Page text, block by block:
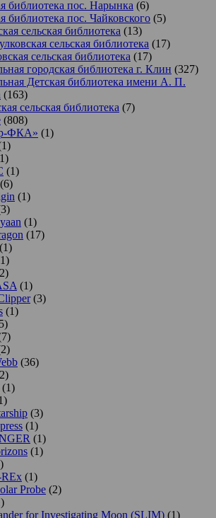
библиотека пос. Нарынка (6)
библиотека пос. Чайковского (5)
сельская библиотека (13)
сельская библиотека (17)
сельская библиотека (17)
городская библиотека г. Клин (327)
Детская библиотека имени А. П.
(163)
сельская библиотека (7)
(808)
ФКА» (1)
(1)
(6)
(1)
(1)
(17)
(1)
(1)
(3)
(1)
(36)
(1)
(3)
(1)
(1)
(1)
(1)
Probe (2)
for Investigating Moon (SLIM) (1)